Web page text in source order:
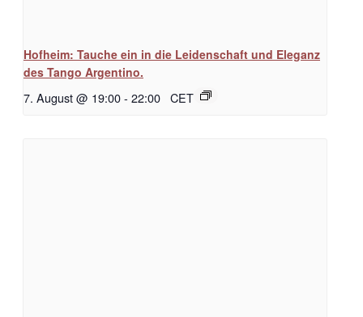
Hofheim: Tauche ein in die Leidenschaft und Eleganz
des Tango Argentino.
7. August @ 19:00- 22:00 CET